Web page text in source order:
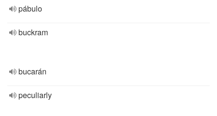
pábulo
buckram
bucarán
peculiarly